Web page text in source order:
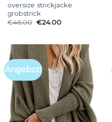
oversize strickjacke
grobstrick
€46.00 €24.00
Angebot!